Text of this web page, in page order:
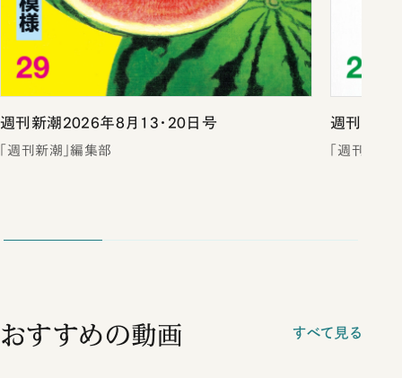
週刊新潮2026年8月13・20日号
「週刊新潮」編集部
週刊新潮
「週刊新潮
おすすめの動画 すべて見る